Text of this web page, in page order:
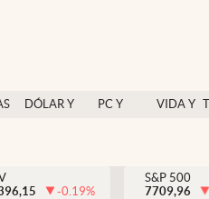
DÓLAR Y
PC Y
VIDA Y
México
-0.19%
S&P 500
7709,96